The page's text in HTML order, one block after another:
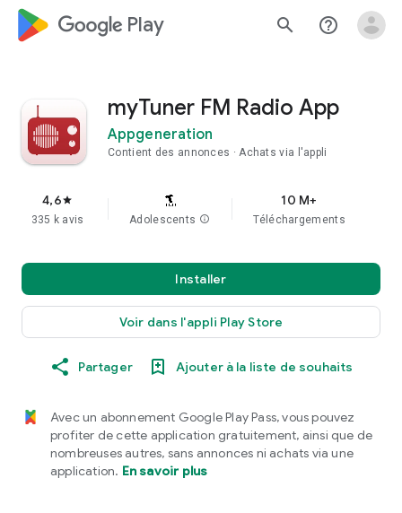
google_logo Play search help_outline
myTuner FM Radio App
Appgeneration
Contient des annonces Achats via l'appli
4,6star
335 k avis Adolescents info
10 M+
Téléchargements
Installer
Voir dans l'appli Play Store
Partager Ajouter à la liste de souhaits
Avec un abonnement Google Play Pass, vous pouvez
profiter de cette application gratuitement, ainsi que de
nombreuses autres, sans annonces ni achats via une
application. En savoir plus